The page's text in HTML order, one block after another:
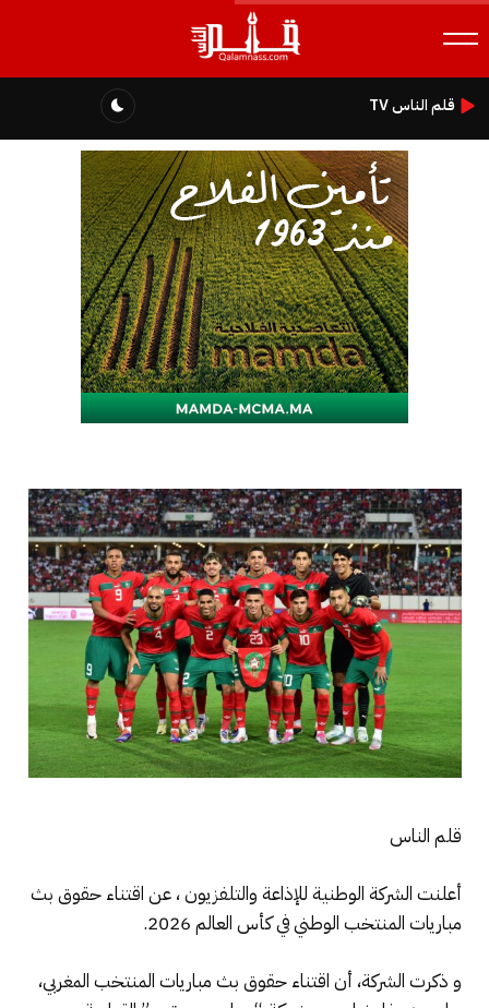
قلم الناس TV
قلم الناس
أعلنت الشركة الوطنية للإذاعة والتلفزيون ، عن اقتناء حقوق بث
مباريات المنتخب الوطني في كأس العالم 2026.
و ذكرت الشركة، أن اقتناء حقوق بث مباريات المنتخب المغربي،